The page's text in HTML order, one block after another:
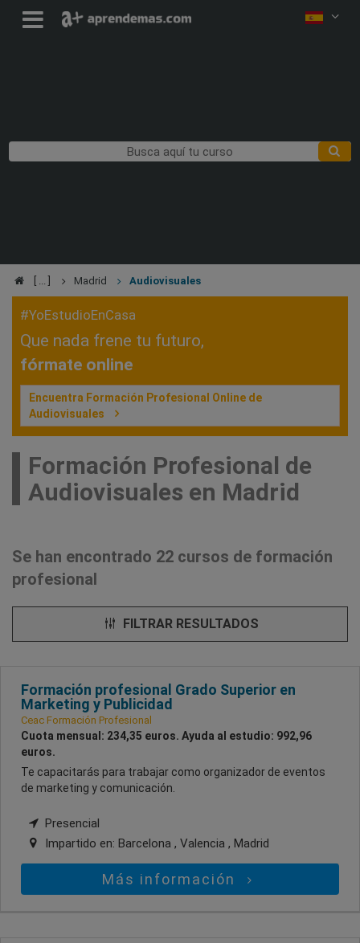
Madrid Audiovisuales
#YoEstudioEnCasa
Que nada frene tu futuro,
fórmate online
Encuentra Formación Profesional Online de
Audiovisuales
Formación Profesional de
Audiovisuales en Madrid
Se han encontrado 22 cursos de formación
profesional
FILTRAR RESULTADOS
Formación profesional Grado Superior en
Marketing y Publicidad
Ceac Formación Profesional
Cuota mensual: 234,35 euros. Ayuda al estudio: 992,96
euros.
Te capacitarás para trabajar como organizador de eventos
de marketing y comunicación.
Presencial
Impartido en: Barcelona , Valencia , Madrid
Más información